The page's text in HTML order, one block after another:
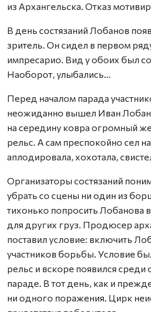
из Архангельска. Отказ
В день состязаний Лобанов
зритель. Он сидел в первом
импресарио. Вид у обоих был
Наоборот, улыбались…
Перед началом парада
неожиданно вышел Иван
на середину ковра огромный
рельс. А сам преспокойно сел
аплодировала, хохотала,
Организаторы состязаний
убрать со сцены ни один из
тихонько попросить Лобанова
для других груз. Продюсер
поставил условие: включить
участников борьбы. Условие
рельс и вскоре появился среди
параде. В тот день, как и
ни одного поражения. Цирк